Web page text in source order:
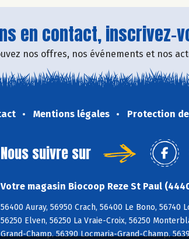
en contact, inscrivez-
nos offres, nos événements et nos
Mentions légales Protection
Nous suivre sur
Votre magasin Biocoop Reze St Paul
56400 Auray, 56950 Crach, 56400 Le Bono,
56250 Elven, 56250 La Vraie-Croix, 56250
Grand-Champ, 56390 Locmaria-Grand-Champ,